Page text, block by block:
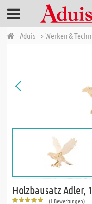
Aduis > Werken &
Holzbausatz Adler,
(1 Bewertungen)